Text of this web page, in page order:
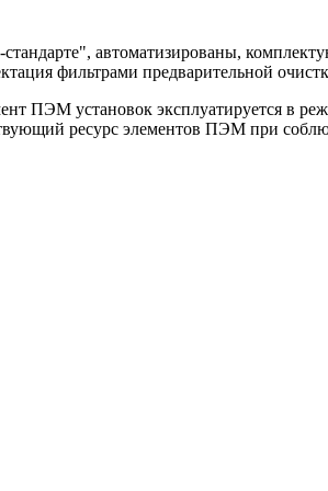
автоматизированы,
фильтрами предварительной
ПЭМ установок эксплуатируется в
ресурс элементов ПЭМ при